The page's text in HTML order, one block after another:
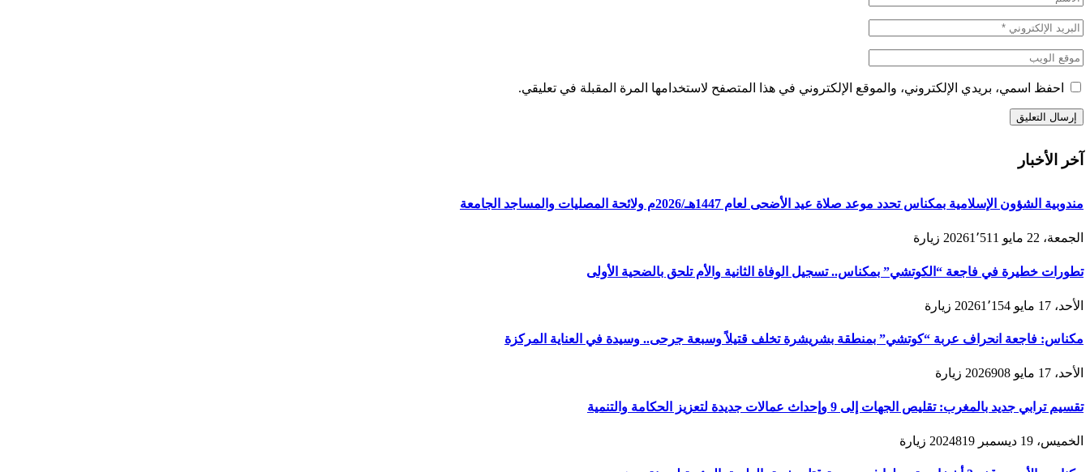
احفظ اسمي، بريدي الإلكتروني، والموقع الإلكتروني في هذا المتصفح لاستخدامها المرة المقبلة في تعليقي.
آخر الأخبار
مندوبية الشؤون الإسلامية بمكناس تحدد موعد صلاة عيد الأضحى لعام 1447هـ/2026م ولائحة المصليات والمساجد الجامعة
الجمعة، 22 مايو 2026 1٬511 زيارة
تطورات خطيرة في فاجعة “الكوتشي” بمكناس.. تسجيل الوفاة الثانية والأم تلحق بالضحية الأولى
الأحد، 17 مايو 2026 1٬154 زيارة
مكناس: فاجعة انحراف عربة “كوتشي” بمنطقة بشريشرة تخلف قتيلاً وسبعة جرحى.. وسيدة في العناية المركزة
الأحد، 17 مايو 2026 908 زيارة
تقسيم ترابي جديد بالمغرب: تقليص الجهات إلى 9 وإحداث عمالات جديدة لتعزيز الحكامة والتنمية
الخميس، 19 ديسمبر 2024 819 زيارة